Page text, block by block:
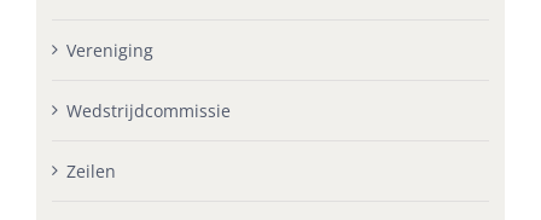
Vereniging
Wedstrijdcommissie
Zeilen